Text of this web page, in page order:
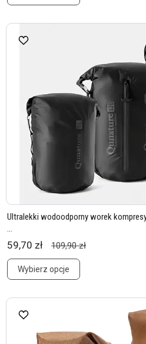
Ultralekki wodoodporny worek
...
59,70 zł 109,90 zł
Wybierz opcje